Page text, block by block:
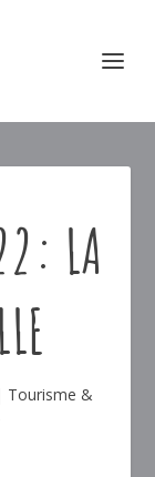
LA
Tourisme &